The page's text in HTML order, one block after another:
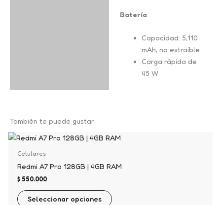
Batería
Capacidad: 5,110
mAh, no extraíble
Carga rápida de
45 W
También te puede gustar
Celulares
Redmi A7 Pro 128GB | 4GB RAM
$550.000
Seleccionar opciones
Este
Las